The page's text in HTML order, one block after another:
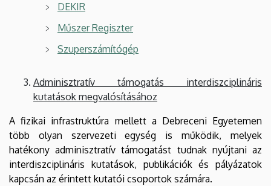
DEKIR
Műszer Regiszter
Szuperszámítógép
Adminisztratív támogatás interdiszciplináris
kutatások megvalósításához
A fizikai infrastruktúra mellett a Debreceni Egyetemen
több olyan szervezeti egység is működik, melyek
hatékony adminisztratív támogatást tudnak nyújtani az
interdiszciplináris kutatások, publikációk és pályázatok
kapcsán az érintett kutatói csoportok számára.